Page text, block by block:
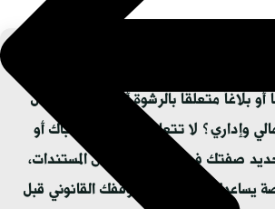
بلاغاً متعلقاً بالرشوة أو إساءة استعمال
وإداري؟ لا تتعامل مع الملف بارتباك أو
صفتك في القضية، وفحص المستندات،
يساعدك على ترتيب موقفك القانوني قبل